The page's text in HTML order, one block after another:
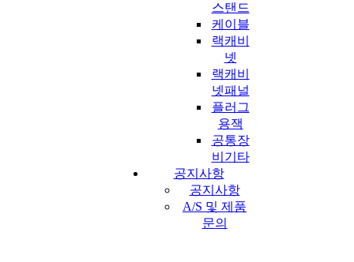
스탠드
케이블
랙캐비
넷
랙캐비
넷패널
플러그
용잭
공통장
비기타
공지사항
공지사항
A/S 및 제품
문의